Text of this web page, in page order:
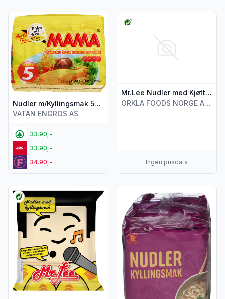
Nudler m/Kyllingsmak 5x55g Mama
VATAN ENGROS AS
33.90,-
33.90,-
34.90,-
Vis flere detaljer for produktet "Nudler m/Kyllingsmak
Mr.Lee Nudler med Kjøttsmak 85g
ORKLA FOODS NORGE AS (STABBURET)
Ingen prisdata
Vis flere detaljer for
Vis flere detaljer for produktet "Nudler Kylling 85g Mr.Lee"
Vis flere detaljer for